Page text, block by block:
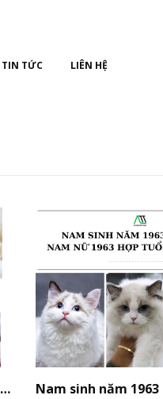
TIN TỨC LIÊN HỆ
Nam sinh năm 1963 mệnh gì? 1963 tuổi gì bao nhiêu tuổi?